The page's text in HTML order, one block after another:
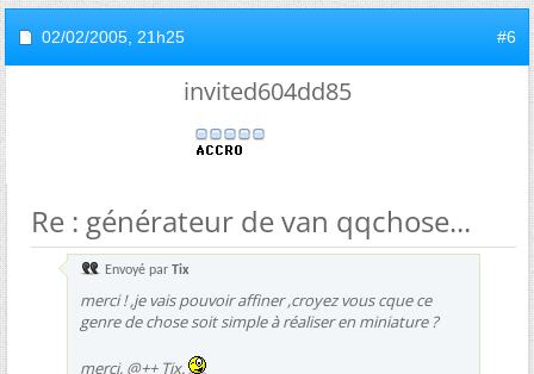
02/02/2005, 21h25 #6
invited604dd85
Re : générateur de van qqchose...
Envoyé par Tix
merci ! ,je vais pouvoir affiner ,croyez vous cque ce
genre de chose soit simple à réaliser en miniature ?
merci, @++ Tix.